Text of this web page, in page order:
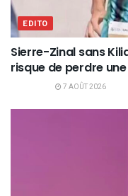
EDITO
Sierre-Zinal sans
risque de perdre
7 AOÛT 2026